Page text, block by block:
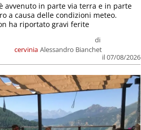
cervinia
di
Alessandro Bianchet
il 07/08/2026
avvenuto in parte via terra e in parte
a causa delle condizioni meteo.
ha riportato gravi ferite